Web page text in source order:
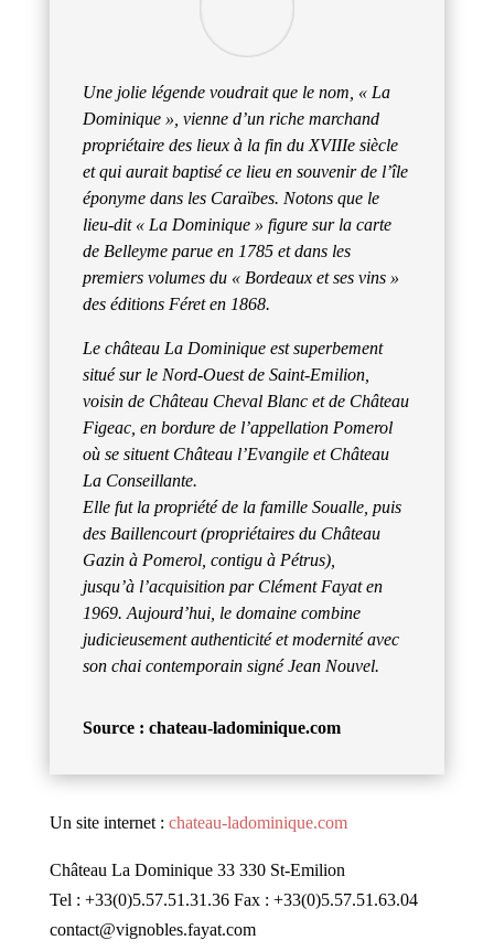
Une jolie légende voudrait que le nom, « La
Dominique », vienne d’un riche marchand
propriétaire des lieux à la fin du XVIIIe siècle
et qui aurait baptisé ce lieu en souvenir de l’île
éponyme dans les Caraïbes. Notons que le
lieu-dit « La Dominique » figure sur la carte
de Belleyme parue en 1785 et dans les
premiers volumes du « Bordeaux et ses vins »
des éditions Féret en 1868.
Le château La Dominique est superbement
situé sur le Nord-Ouest de Saint-Emilion,
voisin de Château Cheval Blanc et de Château
Figeac, en bordure de l’appellation Pomerol
où se situent Château l’Evangile et Château
La Conseillante.
Elle fut la propriété de la famille Soualle, puis
des Baillencourt (propriétaires du Château
Gazin à Pomerol, contigu à Pétrus),
jusqu’à l’acquisition par Clément Fayat en
1969. Aujourd’hui, le domaine combine
judicieusement authenticité et modernité avec
son chai contemporain signé Jean Nouvel.
Source : chateau-ladominique.com
Un site internet : chateau-ladominique.com
Château La Dominique 33 330 St-Emilion
Tel : +33(0)5.57.51.31.36 Fax : +33(0)5.57.51.63.04
contact@vignobles.fayat.com